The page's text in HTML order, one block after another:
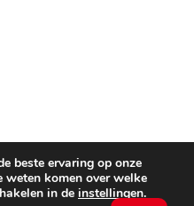
beste ervaring op onze
weten komen over welke
in de instellingen.